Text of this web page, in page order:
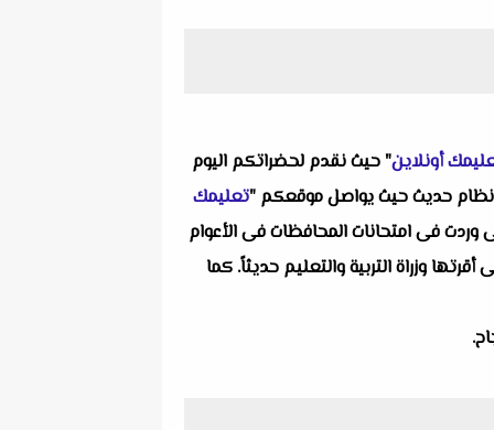
أونلاين" حيث نقدم لحضراتكم اليوم
حديث حيث يواصل موقعكم "تعليمك
وردت فى امتحانات المحافظات فى الأعوام
وزراة التربية والتعليم حديثاً. كما